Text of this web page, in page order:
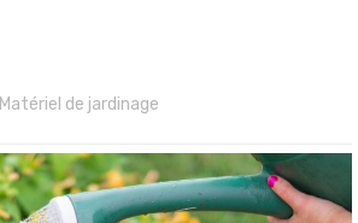
Matériel de jardinage